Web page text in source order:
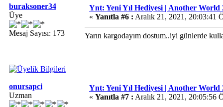
buraksoner34
Üye
Mesaj Sayısı: 173
Ynt: Yeni Yıl Hediyesi | Another World
« Yanıtla #6 : Aralık 21, 2021, 20:03:41
Yarın kargodayım dostum..iyi günlerde
onursapci
Uzman
Ynt: Yeni Yıl Hediyesi | Another World
« Yanıtla #7 : Aralık 21, 2021, 20:05:56